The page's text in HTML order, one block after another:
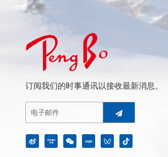
订阅我们的时事通讯以接收最新消息。